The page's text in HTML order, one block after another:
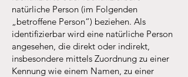
natürliche Person (im Folgenden
„betroffene Person“) beziehen. Als
identifizierbar wird eine natürliche Person
angesehen, die direkt oder indirekt,
insbesondere mittels Zuordnung zu einer
Kennung wie einem Namen, zu einer